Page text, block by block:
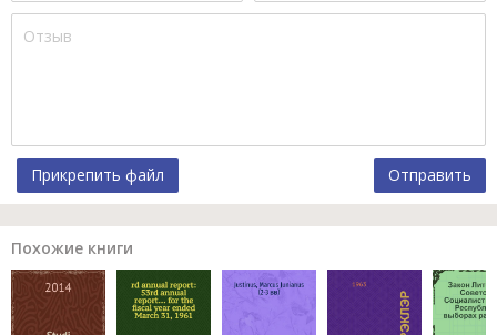
Прикрепить файл Отправить
Похожие книги